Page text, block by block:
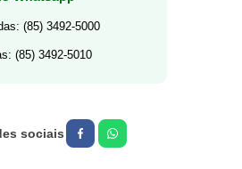
(85) 3492-5000
(85) 3492-5010